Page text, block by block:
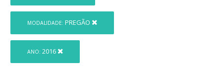
MODALIDADE: PREGÃO
ANO: 2016